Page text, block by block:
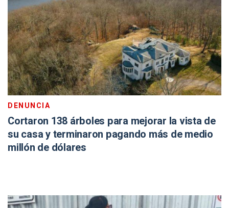
DENUNCIA
Cortaron 138 árboles para mejorar la vista de
su casa y terminaron pagando más de medio
millón de dólares